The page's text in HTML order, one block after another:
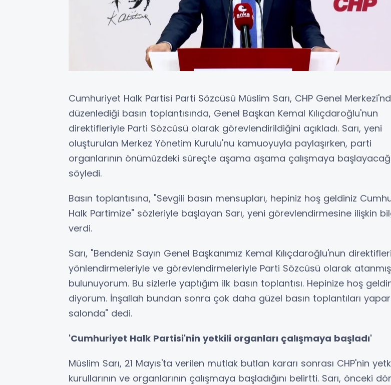
Cumhuriyet Halk Partisi Parti Sözcüsü Müslim Sarı, CHP Genel
düzenlediği basın toplantısında, Genel Başkan Kemal Kılıçdaroğlu'nun
direktifleriyle Parti Sözcüsü olarak görevlendirildiğini açıkladı. Sarı, yeni
oluşturulan Merkez Yönetim Kurulu'nu kamuoyuyla paylaşırken, parti
organlarının önümüzdeki süreçte aşama aşama çalışmaya
söyledi.
Basın toplantısına, "Sevgili basın mensupları, hepiniz hoş geldiniz
Halk Partimize" sözleriyle başlayan Sarı, yeni görevlendirmesine ilişkin
verdi.
Sarı, "Bendeniz Sayın Genel Başkanımız Kemal Kılıçdaroğlu'nun
yönlendirmeleriyle ve görevlendirmeleriyle Parti Sözcüsü olarak atanmış
bulunuyorum. Bu sizlerle yaptığım ilk basın toplantısı. Hepinize hoş
diyorum. İnşallah bundan sonra çok daha güzel basın toplantıları
salonda" dedi.
'Cumhuriyet Halk Partisi'nin yetkili organları çalışmaya başladı'
Müslim Sarı, 21 Mayıs'ta verilen mutlak butlan kararı sonrası CHP'nin
kurullarının ve organlarının çalışmaya başladığını belirtti. Sarı, önceki